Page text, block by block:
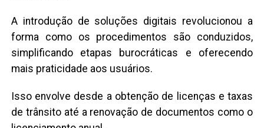
A introdução de soluções digitais revolucionou a
forma como os procedimentos são conduzidos,
simplificando etapas burocráticas e oferecendo
mais praticidade aos usuários.
Isso envolve desde a obtenção de licenças e taxas
de trânsito até a renovação de documentos como o